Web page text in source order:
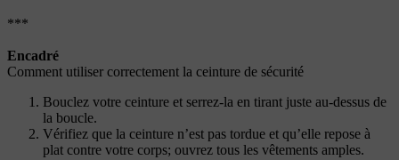
***
Encadré
Comment utiliser correctement la ceinture de sécurité
Bouclez votre ceinture et serrez-la en tirant juste au-dessus de
la boucle.
Vérifiez que la ceinture n’est pas tordue et qu’elle repose à
plat contre votre corps; ouvrez tous les vêtements amples.